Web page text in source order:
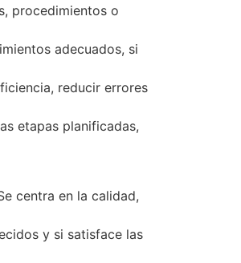
procedimientos o
adecuados, si
reducir errores
etapas planificadas,
centra en la calidad,
y si satisface las